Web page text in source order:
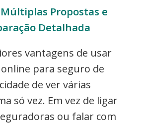
Múltiplas Propostas e
Detalhada
vantagens de usar
para seguro de
de ver várias
só vez. Em vez de ligar
ou falar com